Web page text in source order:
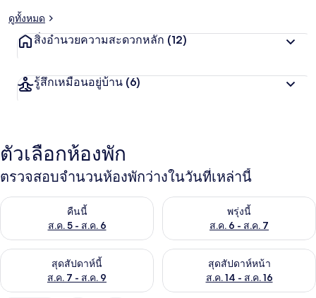
ดูทั้งหมด
สิ่งอำนวยความสะดวกหลัก (12)
รู้สึกเหมือนอยู่บ้าน (6)
ตัวเลือกห้องพัก
ตรวจสอบจำนวนห้องพักว่างในวันที่เหล่านี้
คืนนี้
ส.ค. 5 - ส.ค. 6
ตรวจสอบจำนวนห้องพักว่างในคืนนี้ ส.ค. 5 - ส.ค. 6พรุ่งนี้
ส.ค. 6 - ส.ค. 7
ตรวจสอบจำนวนห้องพักว่างใน
สุดสัปดาห์นี้
ส.ค. 7 - ส.ค. 9
ตรวจสอบจำนวนห้องพักว่างในสุดสัปดาห์นี้ ส.ค. 7 - ส.ค. 9
สุดสัปดาห์หน้า
ส.ค. 14 - ส.ค. 16
ตรวจสอบจำนวนห้องพักว่างใน